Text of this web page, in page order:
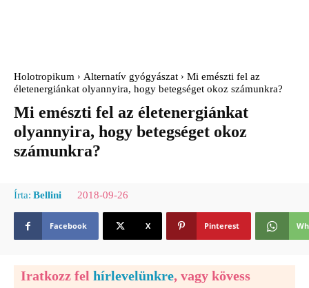
Holotropikum Alternatív gyógyászat
Mi emészti fel az
életenergiánkat olyannyira, hogy betegséget okoz számunkra?
Mi emészti fel az életenergiánkat
olyannyira, hogy betegséget okoz
számunkra?
Írta: Bellini 2018-09-26
Facebook X Pinterest
Iratkozz fel hírlevelünkre, vagy kövess